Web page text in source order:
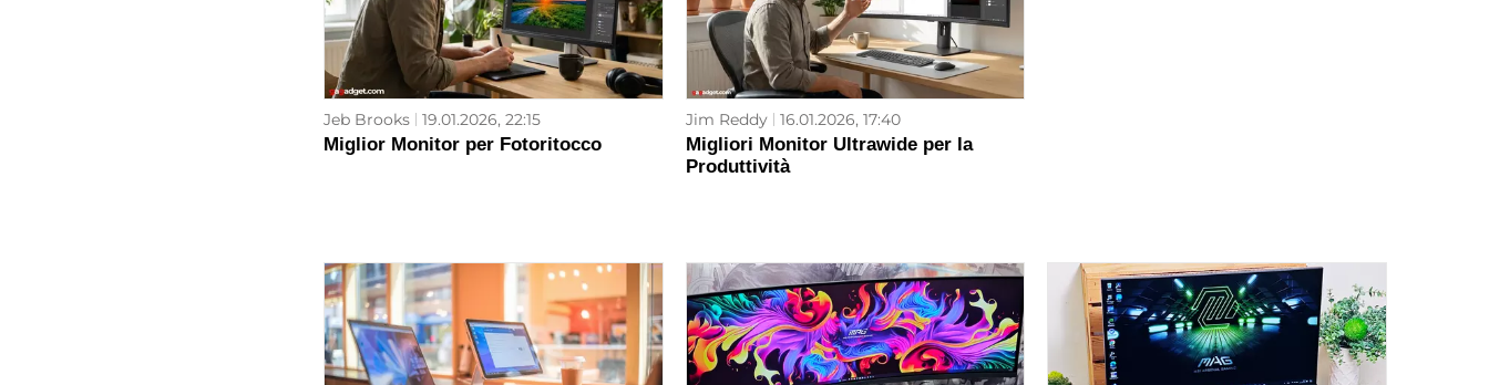
Jeb Brooks 19.01.2026, 22:15
Miglior Monitor per Fotoritocco
Jim Reddy 16.01.2026, 17:40
Migliori Monitor Ultrawide per la
Produttività